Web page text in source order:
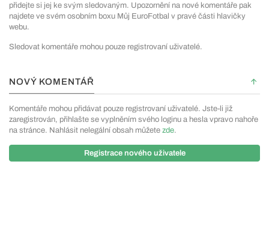
přidejte si jej ke svým sledovaným. Upozornění na nové komentáře pak
najdete ve svém osobním boxu Můj EuroFotbal v pravé části hlavičky
webu.
Sledovat komentáře mohou pouze registrovaní uživatelé.
NOVÝ KOMENTÁŘ
Komentáře mohou přidávat pouze registrovaní uživatelé. Jste-li již
zaregistrován, přihlašte se vyplněním svého loginu a hesla vpravo nahoře
na stránce. Nahlásit nelegální obsah můžete zde.
Registrace nového uživatele